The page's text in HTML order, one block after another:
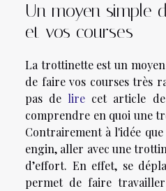
Un moyen simple
et vos courses
La trottinette est un
de faire vos courses très
pas de lire cet article
comprendre en quoi une
Contrairement à l'idée
engin, aller avec une
d’effort. En effet, se
permet de faire